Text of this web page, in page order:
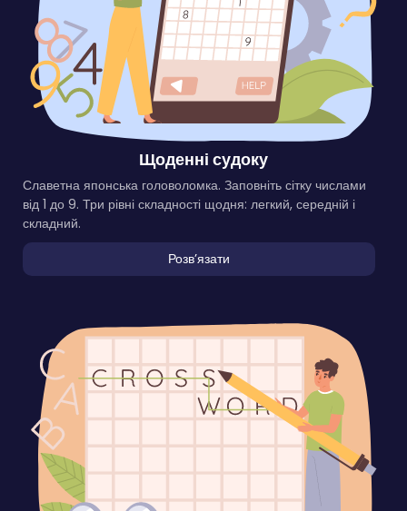
Щоденні судоку
Славетна японська головоломка. Заповніть сітку числами
від 1 до 9. Три рівні складності щодня: легкий, середній і
складний.
Розвʼязати